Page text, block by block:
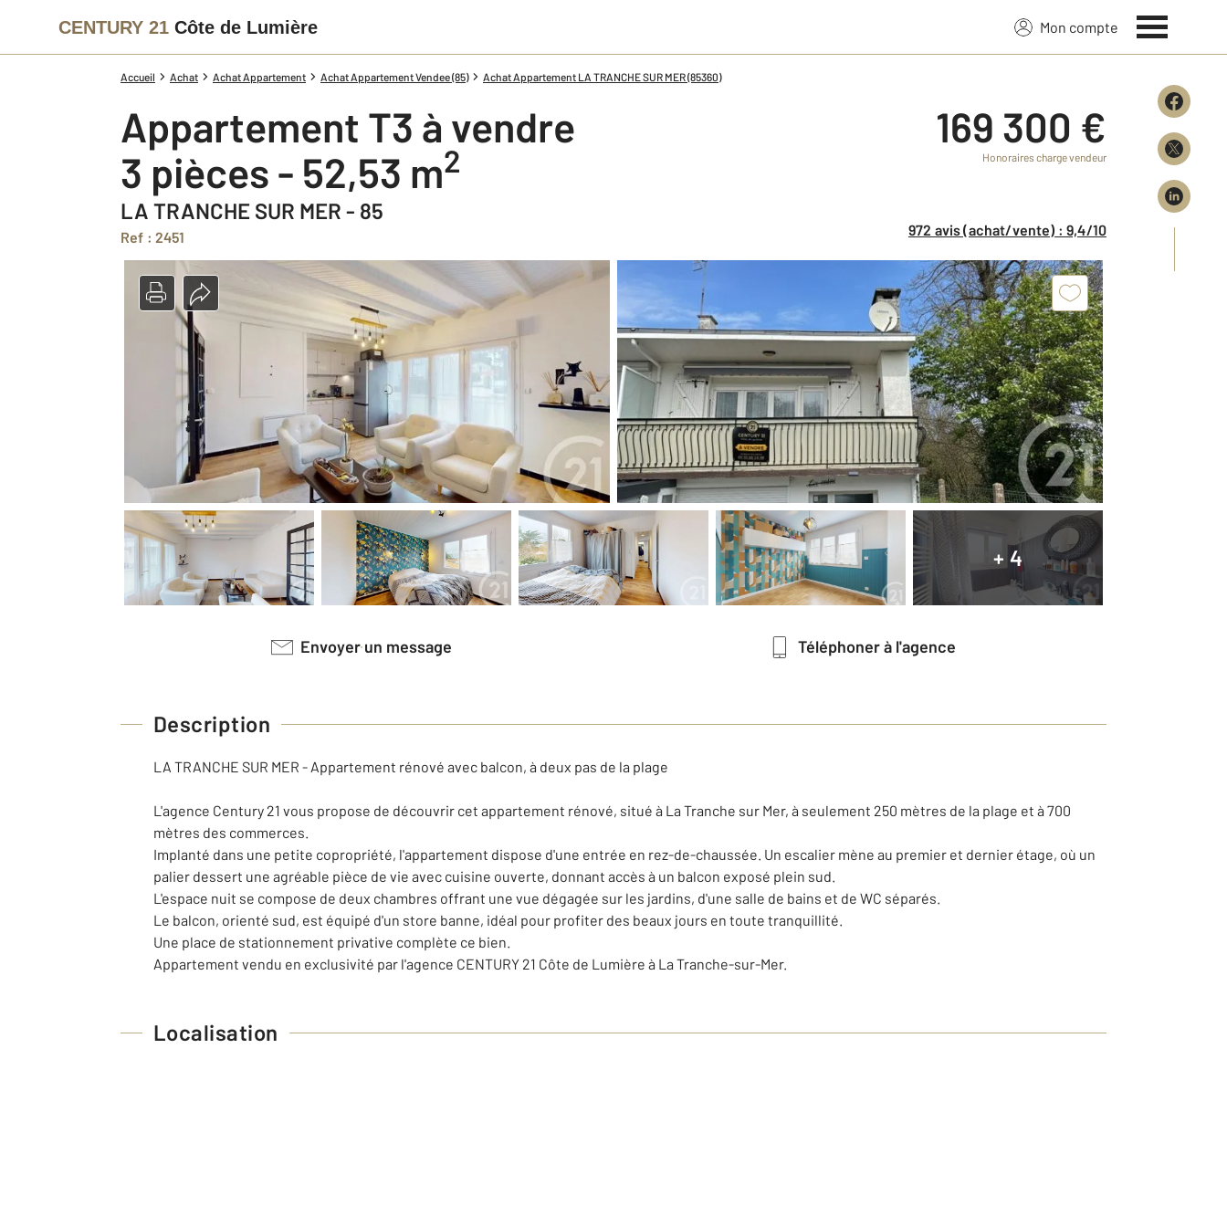
CENTURY 21 Côte de Lumière Mon compte
Accueil Achat Achat Appartement Achat Appartement Vendee (85) Achat Appartement LA TRANCHE SUR MER (85360)
Appartement T3 à vendre
3 pièces - 52,53 m2
LA TRANCHE SUR MER - 85
Ref : 2451
169 300 €
Honoraires charge vendeur
972 avis (achat/vente) : 9,4/10
+ 4
Envoyer un message Téléphoner à l'agence
Description
LA TRANCHE SUR MER - Appartement rénové avec balcon, à deux pas de la plage
L'agence Century 21 vous propose de découvrir cet appartement rénové, situé à La Tranche sur Mer, à seulement 250 mètres de la plage et à 700
mètres des commerces.
Implanté dans une petite copropriété, l'appartement dispose d'une entrée en rez-de-chaussée. Un escalier mène au premier et dernier étage, où un
palier dessert une agréable pièce de vie avec cuisine ouverte, donnant accès à un balcon exposé plein sud.
L'espace nuit se compose de deux chambres offrant une vue dégagée sur les jardins, d'une salle de bains et de WC séparés.
Le balcon, orienté sud, est équipé d'un store banne, idéal pour profiter des beaux jours en toute tranquillité.
Une place de stationnement privative complète ce bien.
Appartement vendu en exclusivité par l'agence CENTURY 21 Côte de Lumière à La Tranche-sur-Mer.
Localisation